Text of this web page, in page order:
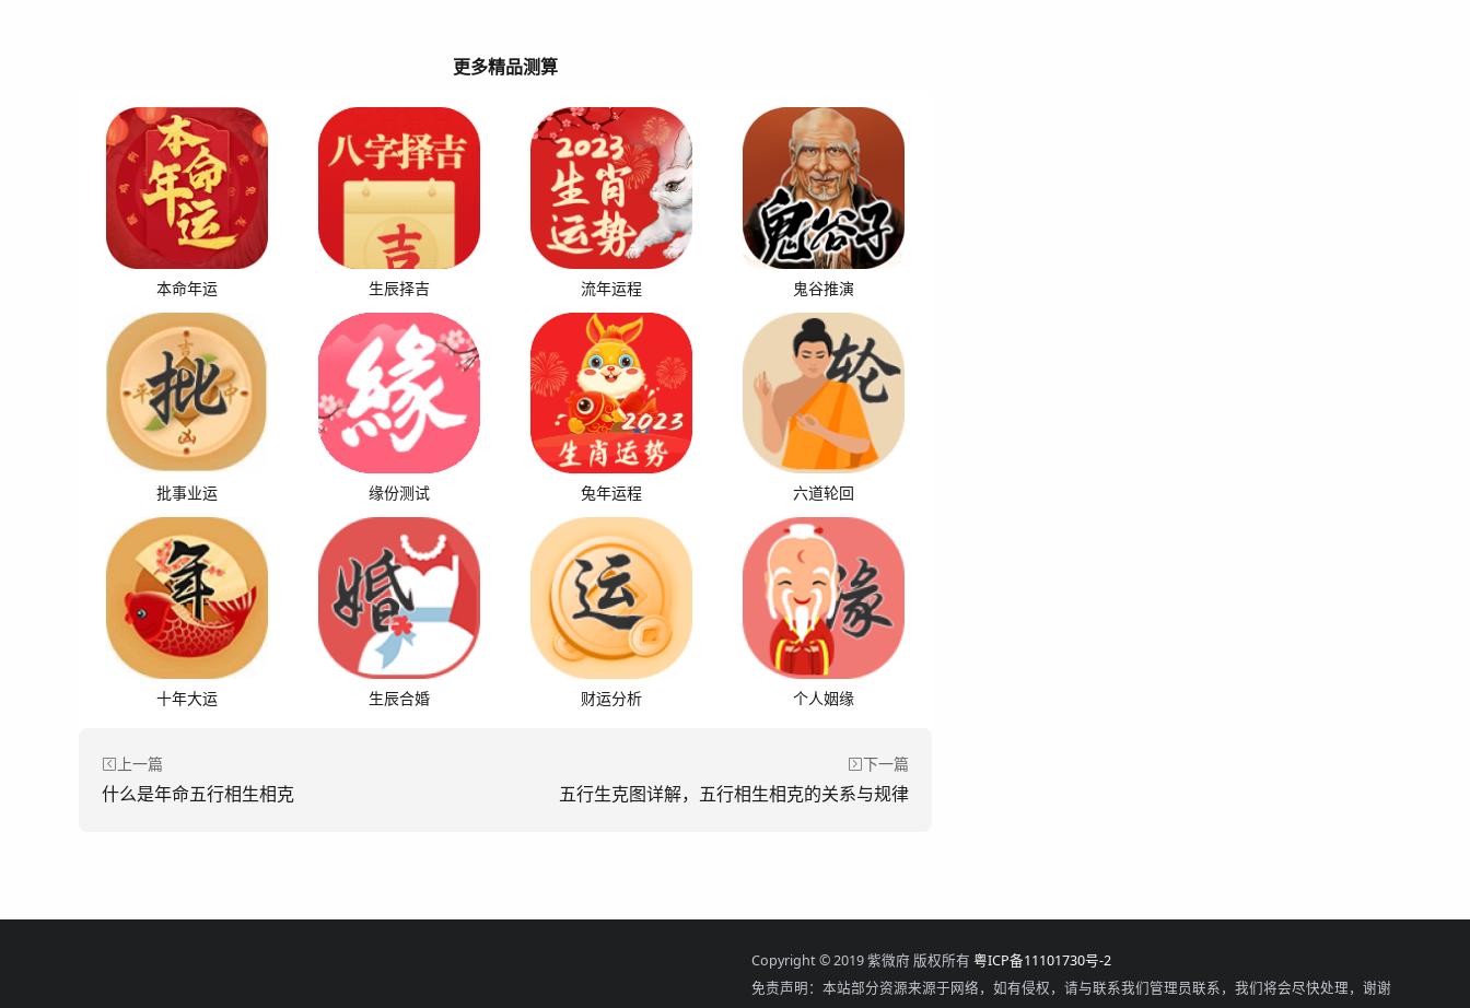
更多精品测算
本命年运 生辰择吉 流年运程 鬼谷推演
批事业运 缘份测试 兔年运程 六道轮回
十年大运 生辰合婚 财运分析 个人姻缘
上一篇
什么是年命五行相生相克
下一篇
五行生克图详解，五行相生相克的关系与规律
Copyright © 2019 紫微府 版权所有 粤ICP备11101730号-2
免责声明：本站部分资源来源于网络，如有侵权，请与联系我们管理员联系，我们将会尽快处理，谢谢